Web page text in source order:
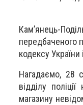
Кам’янець-
передбаченого
кодексу
Нагадаємо, 28
відділу
магазину